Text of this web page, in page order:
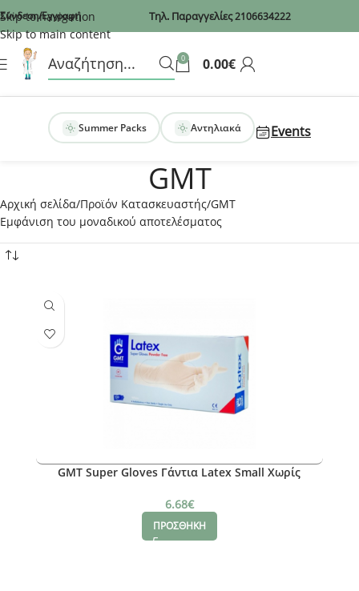
Recaptcha
Skip to navigation
Skip to main content
Σύνδεση/Εγγραφή Τηλ. Παραγγελίες2106634222
0 0.00€
Summer Packs Αντηλιακά Events
GMT
Αρχική σελίδα Προϊόν Κατασκευαστής GMT
Εμφάνιση του μοναδικού αποτελέσματος
GMT Super Gloves Γάντια Latex Small Χωρίς
6.68€
ΠΡΟΣΘΗΚΗ